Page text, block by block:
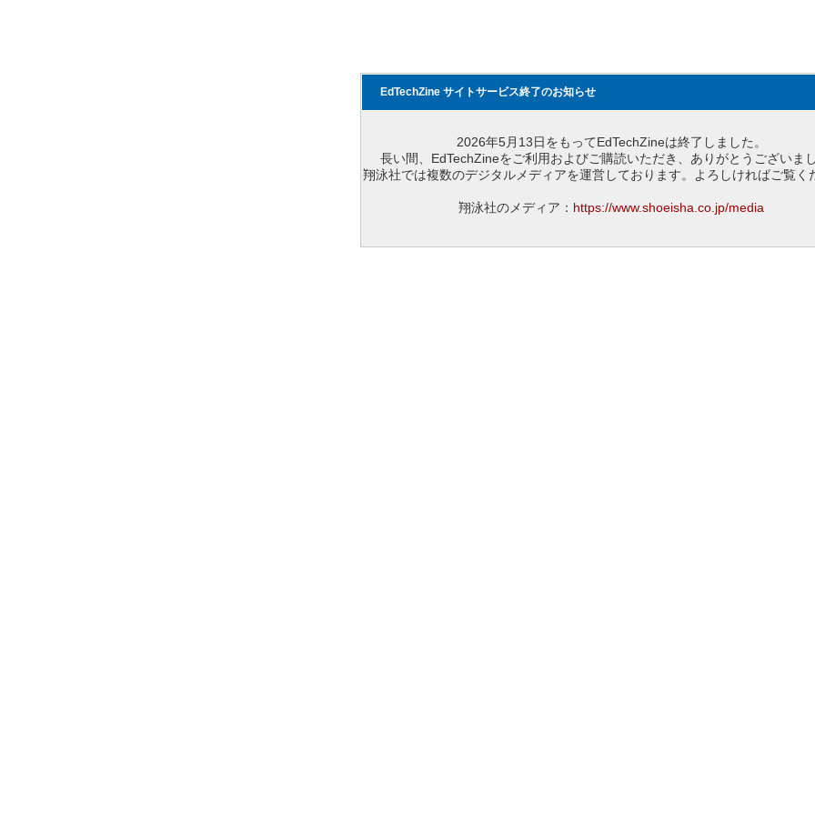
EdTechZine サイトサービス終了のお知らせ
2026年5月13日をもってEdTechZineは終了しました。
長い間、EdTechZineをご利用およびご購読いただき、ありがとうございまし
翔泳社では複数のデジタルメディアを運営しております。よろしければご覧く
翔泳社のメディア： https://www.shoeisha.co.jp/media